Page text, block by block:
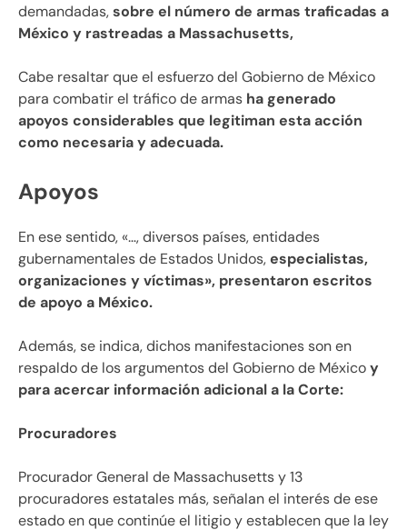
demandadas,sobre el número de armas traficadas a
México y rastreadas a Massachusetts,
Cabe resaltar que el esfuerzo del Gobierno de México
para combatir el tráfico de armas ha generado
apoyos considerables que legitiman esta acción
como necesaria y adecuada.
Apoyos
En ese sentido, «…, diversos países, entidades
gubernamentales de Estados Unidos,especialistas,
organizaciones y víctimas», presentaron escritos
de apoyo a México.
Además, se indica, dichos manifestaciones son en
respaldo de los argumentos del Gobierno de Méxicoy
para acercar información adicional a la Corte:
Procuradores
Procurador General de Massachusetts y 13
procuradores estatales más, señalan el interés de ese
estado en que continúe el litigio y establecen que la ley